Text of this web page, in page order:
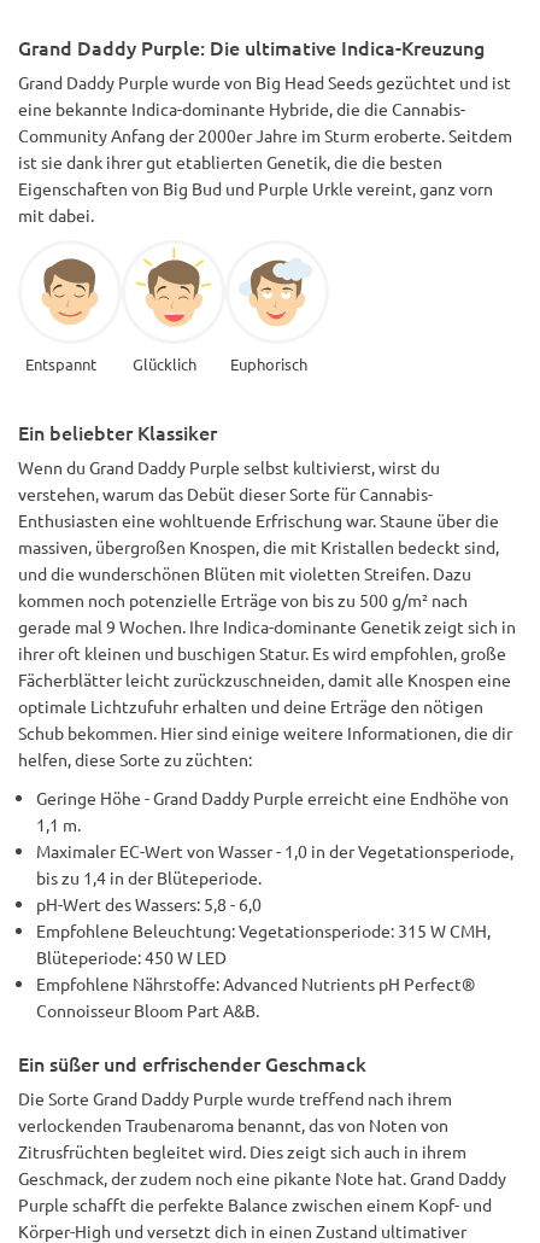
Grand Daddy Purple: Die ultimative Indica-Kreuzung
Grand Daddy Purple wurde von Big Head Seeds gezüchtet und ist
eine bekannte Indica-dominante Hybride, die die Cannabis-
Community Anfang der 2000er Jahre im Sturm eroberte. Seitdem
ist sie dank ihrer gut etablierten Genetik, die die besten
Eigenschaften von Big Bud und Purple Urkle vereint, ganz vorn
mit dabei.
Entspannt Glücklich Euphorisch
Ein beliebter Klassiker
Wenn du Grand Daddy Purple selbst kultivierst, wirst du
verstehen, warum das Debüt dieser Sorte für Cannabis-
Enthusiasten eine wohltuende Erfrischung war. Staune über die
massiven, übergroßen Knospen, die mit Kristallen bedeckt sind,
und die wunderschönen Blüten mit violetten Streifen. Dazu
kommen noch potenzielle Erträge von bis zu 500 g/m² nach
gerade mal 9 Wochen. Ihre Indica-dominante Genetik zeigt sich in
ihrer oft kleinen und buschigen Statur. Es wird empfohlen, große
Fächerblätter leicht zurückzuschneiden, damit alle Knospen eine
optimale Lichtzufuhr erhalten und deine Erträge den nötigen
Schub bekommen. Hier sind einige weitere Informationen, die dir
helfen, diese Sorte zu züchten:
Geringe Höhe - Grand Daddy Purple erreicht eine Endhöhe von
1,1 m.
Maximaler EC-Wert von Wasser - 1,0 in der Vegetationsperiode,
bis zu 1,4 in der Blüteperiode.
pH-Wert des Wassers: 5,8 - 6,0
Empfohlene Beleuchtung: Vegetationsperiode: 315 W CMH,
Blüteperiode: 450 W LED
Empfohlene Nährstoffe: Advanced Nutrients pH Perfect®
Connoisseur Bloom Part A&B.
Ein süßer und erfrischender Geschmack
Die Sorte Grand Daddy Purple wurde treffend nach ihrem
verlockenden Traubenaroma benannt, das von Noten von
Zitrusfrüchten begleitet wird. Dies zeigt sich auch in ihrem
Geschmack, der zudem noch eine pikante Note hat. Grand Daddy
Purple schafft die perfekte Balance zwischen einem Kopf- und
Körper-High und versetzt dich in einen Zustand ultimativer